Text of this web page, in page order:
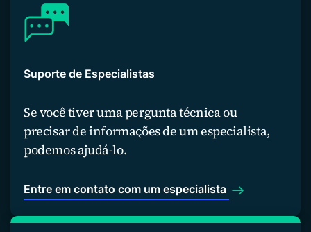
Suporte de Especialistas
Se você tiver uma pergunta técnica ou
precisar de informações de um especialista,
podemos ajudá-lo.
Entre em contato com um especialista